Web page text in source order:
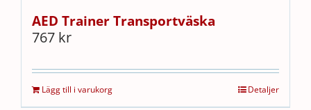
AED Trainer Transportväska
767 kr
Lägg till i varukorg Detaljer